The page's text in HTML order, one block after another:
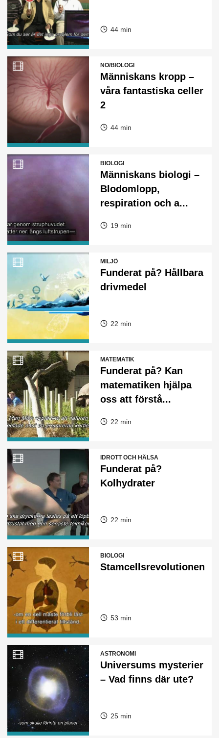
44 min
NO/BIOLOGI
Människans kropp –
våra fantastiska celler
2
44 min
BIOLOGI
Människans biologi –
Blodomlopp,
respiration och a...
19 min
MILJÖ
Funderat på? Hållbara
drivmedel
22 min
MATEMATIK
Funderat på? Kan
matematiken hjälpa
oss att förstå...
22 min
IDROTT OCH HÄLSA
Funderat på?
Kolhydrater
22 min
BIOLOGI
Stamcellsrevolutionen
53 min
ASTRONOMI
Universums mysterier
– Vad finns där ute?
25 min